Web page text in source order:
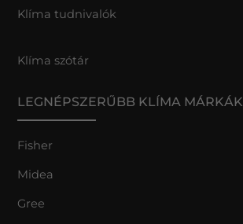
Klíma tudnivalók
Klíma szótár
LEGNÉPSZERŰBB KLÍMA MÁRKÁK
Fisher
Midea
Gree